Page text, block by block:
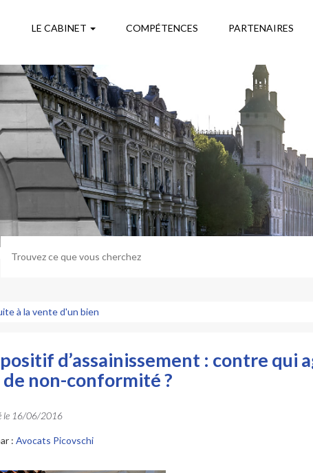
LE CABINET COMPÉTENCES PARTENAIRES
à la vente d'un bien
d’assainissement : contre qui
de non-conformité ?
le 16/06/2016
: Avocats Picovschi